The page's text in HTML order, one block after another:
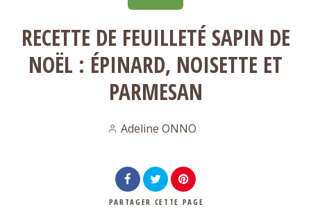
RECETTE DE FEUILLETÉ SAPIN DE
NOËL : ÉPINARD, NOISETTE ET
PARMESAN
Adeline ONNO
PARTAGER CETTE PAGE